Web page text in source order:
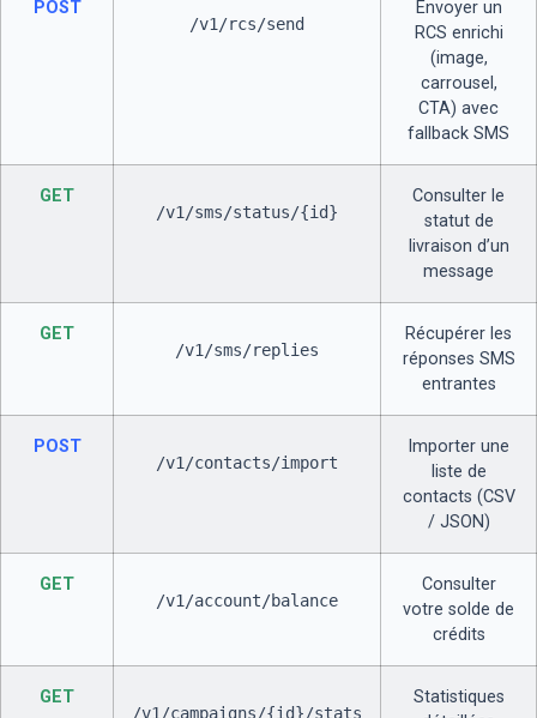
POST
/v1/rcs/send
Envoyer un
RCS enrichi
(image,
carrousel,
CTA) avec
fallback SMS
GET
/v1/sms/status/{id}
Consulter le
statut de
livraison d’un
message
GET
/v1/sms/replies
Récupérer les
réponses SMS
entrantes
POST
/v1/contacts/import
Importer une
liste de
contacts (CSV
/ JSON)
GET
/v1/account/balance
Consulter
votre solde de
crédits
GET
/v1/campaigns/{id}/stats
Statistiques